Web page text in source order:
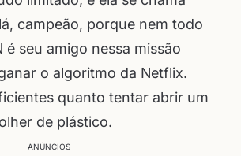
campeão, porque nem todo
é seu amigo nessa missão
o algoritmo da Netflix.
quanto tentar abrir um
de plástico.
ANÚNCIOS